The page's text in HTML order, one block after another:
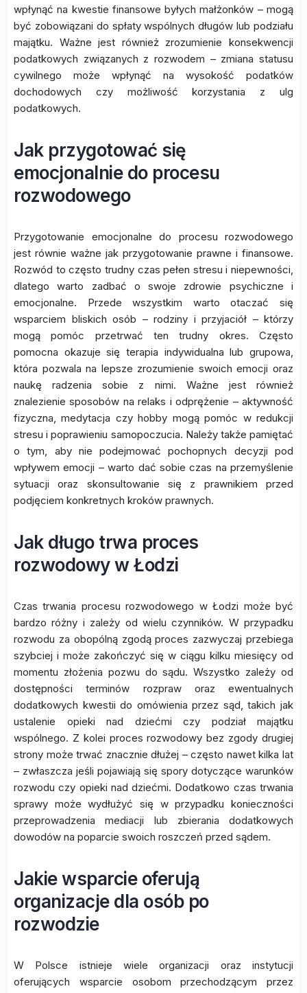
wpłynąć na kwestie finansowe byłych małżonków – mogą
być zobowiązani do spłaty wspólnych długów lub podziału
majątku. Ważne jest również zrozumienie konsekwencji
podatkowych związanych z rozwodem – zmiana statusu
cywilnego może wpłynąć na wysokość podatków
dochodowych czy możliwość korzystania z ulg
podatkowych.
Jak przygotować się
emocjonalnie do procesu
rozwodowego
Przygotowanie emocjonalne do procesu rozwodowego
jest równie ważne jak przygotowanie prawne i finansowe.
Rozwód to często trudny czas pełen stresu i niepewności,
dlatego warto zadbać o swoje zdrowie psychiczne i
emocjonalne. Przede wszystkim warto otaczać się
wsparciem bliskich osób – rodziny i przyjaciół – którzy
mogą pomóc przetrwać ten trudny okres. Często
pomocna okazuje się terapia indywidualna lub grupowa,
która pozwala na lepsze zrozumienie swoich emocji oraz
naukę radzenia sobie z nimi. Ważne jest również
znalezienie sposobów na relaks i odprężenie – aktywność
fizyczna, medytacja czy hobby mogą pomóc w redukcji
stresu i poprawieniu samopoczucia. Należy także pamiętać
o tym, aby nie podejmować pochopnych decyzji pod
wpływem emocji – warto dać sobie czas na przemyślenie
sytuacji oraz skonsultowanie się z prawnikiem przed
podjęciem konkretnych kroków prawnych.
Jak długo trwa proces
rozwodowy w Łodzi
Czas trwania procesu rozwodowego w Łodzi może być
bardzo różny i zależy od wielu czynników. W przypadku
rozwodu za obopólną zgodą proces zazwyczaj przebiega
szybciej i może zakończyć się w ciągu kilku miesięcy od
momentu złożenia pozwu do sądu. Wszystko zależy od
dostępności terminów rozpraw oraz ewentualnych
dodatkowych kwestii do omówienia przez sąd, takich jak
ustalenie opieki nad dziećmi czy podział majątku
wspólnego. Z kolei proces rozwodowy bez zgody drugiej
strony może trwać znacznie dłużej – często nawet kilka lat
– zwłaszcza jeśli pojawiają się spory dotyczące warunków
rozwodu czy opieki nad dziećmi. Dodatkowo czas trwania
sprawy może wydłużyć się w przypadku konieczności
przeprowadzenia mediacji lub zbierania dodatkowych
dowodów na poparcie swoich roszczeń przed sądem.
Jakie wsparcie oferują
organizacje dla osób po
rozwodzie
W Polsce istnieje wiele organizacji oraz instytucji
oferujących wsparcie osobom przechodzącym przez